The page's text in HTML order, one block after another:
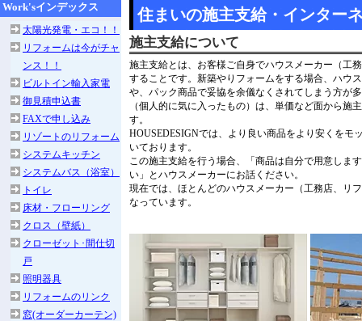
Work'sインデックス
太陽光発電・エコ！！
リフォームは今がチャ
ンス！！
ビルトイン輸入家電
御見積申込書
FAXで申し込み
リゾートのリフォーム
システムキッチン
システムバス（浴室）
トイレ
床材・フローリング
クロス（壁紙）
クローゼット･間仕切
戸
照明器具
リフォームのリンク
窓(オーダーカーテン)
住まいの施主支給・インター
施主支給について
施主支給とは、お客様ご自身でハウスメーカー（工
することです。新築やりフォームをする場合、ハウ
や、パック商品で妥協を余儀なくされてしまう方が
（個人的に気に入ったもの）は、単価など面から施
す。
HOUSEDESIGNでは、より良い商品をより安くをモ
いております。
この施主支給を行う場合、「商品は自分で用意しま
い」とハウスメーカーにお話ください。
現在では、ほとんどのハウスメーカー（工務店、リ
なっています。